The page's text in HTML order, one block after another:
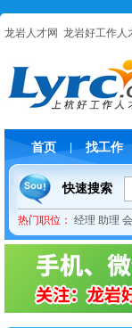
龙岩人才网 龙岩好工作人
首页 找工作
快速搜索
热门职位： 经理 助理